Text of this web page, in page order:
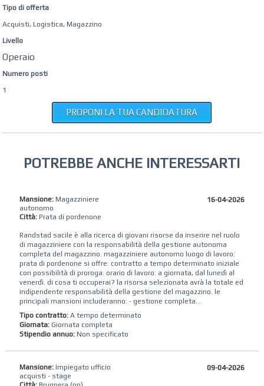
Tipo di offerta
Acquisti, Logistica, Magazzino
Livello
Operaio
Numero posti
1
PROPONI LA TUA CANDIDATURA
POTREBBE ANCHE INTERESSARTI
Mansione:Magazziniere
autonomo
Città:Prata di pordenone
16-04-2026
Randstad sacile è alla ricerca di giovani risorse da inserire nel ruolo
di magazziniere con la responsabilità della gestione autonoma
completa del magazzino. magazziniere autonomo luogo di lavoro:
prata di pordenone si offre: contratto a tempo determinato iniziale
con possibilità di proroga. orario di lavoro: a giornata, dal lunedì al
venerdì. di cosa ti occuperai? la risorsa selezionata avrà la totale ed
indipendente responsabilità della gestione del magazzino. le
principali mansioni includeranno: - gestione completa...
Tipo contratto:A tempo determinato
Giornata: Giornata completa
Stipendio annuo: Non specificato
Mansione:Impiegato ufficio
acquisti - stage
09-04-2026